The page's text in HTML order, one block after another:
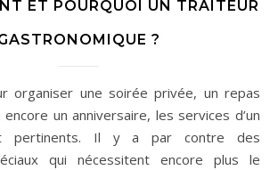
ET POURQUOI UN TRAITEUR
?
un anniversaire, les services d’un
pertinents. Il y a par contre des
qui nécessitent encore plus le